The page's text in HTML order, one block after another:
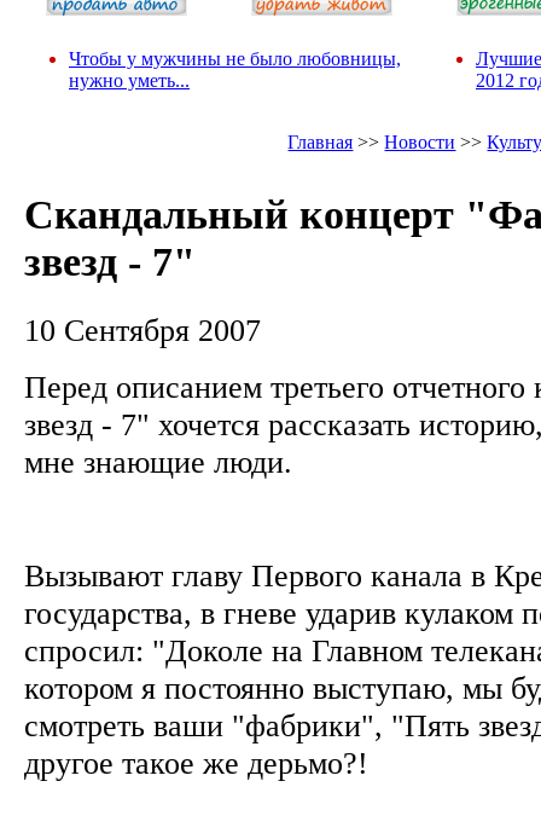
Чтобы у мужчины не было любовницы,
нужно уметь...
Лучшие
2012
Главная >>Новости >>
Скандальный концерт
звезд - 7"
10 Сентября 2007
Перед описанием третьего
звезд - 7" хочется рассказать
мне знающие люди.
Вызывают главу Первого канала в
государства, в гневе ударив кулаком
спросил: "Доколе на Главном
котором я постоянно выступаю, мы
смотреть ваши "фабрики", "Пять
другое такое же дерьмо?!